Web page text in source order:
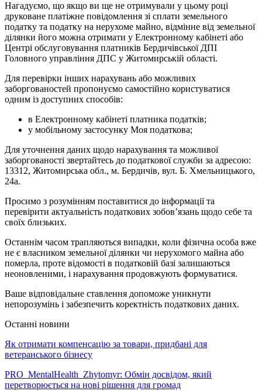
Нагадуємо, що якщо ви ще не отримували у цьому році
друковане платіжне повідомлення зі сплати земельного
податку та податку на нерухоме майно, відмінне від земельної
ділянки його можна отримати у Електронному кабінеті або
Центрі обслуговування платників Бердичівської ДПІ
Головного управління ДПС у Житомирській області.
Для перевірки інших нарахувань або можливих
заборгованостей пропонуємо самостійно користуватися
одним із доступних способів:
в Електронному кабінеті платника податків;
у мобільному застосунку Моя податкова;
Для уточнення даних щодо нарахування та можливої
заборгованості звертайтесь до податкової служби за адресою:
13312, Житомирська обл., м. Бердичів, вул. Б. Хмельницького,
24а.
Просимо з розумінням поставитися до інформації та
перевірити актуальність податкових зобов’язань щодо себе та
своїх близьких.
Останнім часом трапляються випадки, коли фізична особа вже
не є власником земельної ділянки чи нерухомого майна або
померла, проте відомості в податковій базі залишаються
неоновленими, і нарахування продовжують формуватися.
Ваше відповідальне ставлення допоможе уникнути
непорозумінь і забезпечить коректність податкових даних.
Останні новини
Як отримати компенсацію за товари, придбані для
ветеранського бізнесу
PRO_MentalHealth_Zhytomyr: Обмін досвідом, який
перетворюється на нові рішення для громад